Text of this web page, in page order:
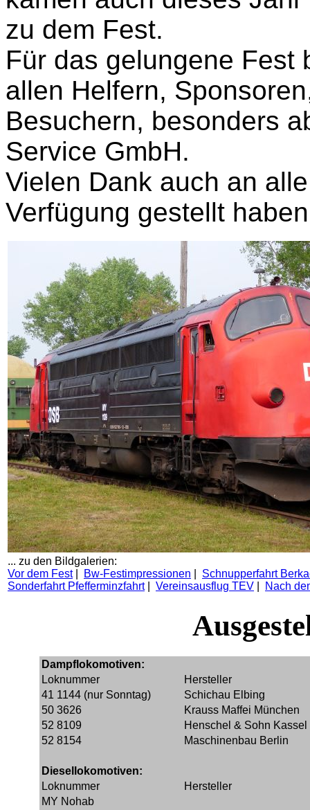
zu dem Fest.
Für das gelungene Fest
allen Helfern,
Besuchern, besonders
Service GmbH.
Vielen Dank auch an
Verfügung gestellt
... zu den Bildgalerien:
Vor dem Fest| Bw-Festimpressionen
Schnupperfahrt
Sonderfahrt Pfefferminzfahrt| Vereinsausflug TEV Nach
Dampflokomotiven:
Loknummer
Hersteller
41 1144 (nur Sonntag)
Schichau Elbing
50 3626
Krauss Maffei München
52 8109
Henschel & Sohn Kassel
52 8154
Maschinenbau Berlin
Diesellokomotiven:
Loknummer
Hersteller
MY Nohab